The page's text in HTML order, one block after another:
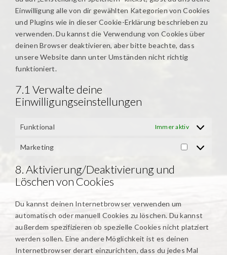
Einwilligung alle von dir gewählten Kategorien von Cookies
und Plugins wie in dieser Cookie-Erklärung beschrieben zu
verwenden. Du kannst die Verwendung von Cookies über
deinen Browser deaktivieren, aber bitte beachte, dass
unsere Website dann unter Umständen nicht richtig
funktioniert.
7.1 Verwalte deine
Einwilligungseinstellungen
Funktional Immer aktiv
Marketing
Marketing
8. Aktivierung/Deaktivierung und
Löschen von Cookies
Du kannst deinen Internetbrowser verwenden um
automatisch oder manuell Cookies zu löschen. Du kannst
außerdem spezifizieren ob spezielle Cookies nicht platziert
werden sollen. Eine andere Möglichkeit ist es deinen
Internetbrowser derart einzurichten, dass du jedes Mal